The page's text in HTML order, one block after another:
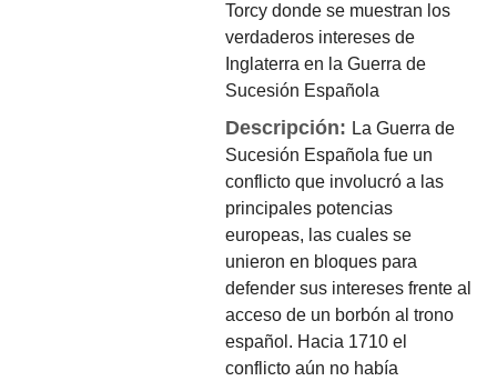
Torcy donde se muestran los
verdaderos intereses de
Inglaterra en la Guerra de
Sucesión Española
Descripción: La Guerra de
Sucesión Española fue un
conflicto que involucró a las
principales potencias
europeas, las cuales se
unieron en bloques para
defender sus intereses frente al
acceso de un borbón al trono
español. Hacia 1710 el
conflicto aún no había